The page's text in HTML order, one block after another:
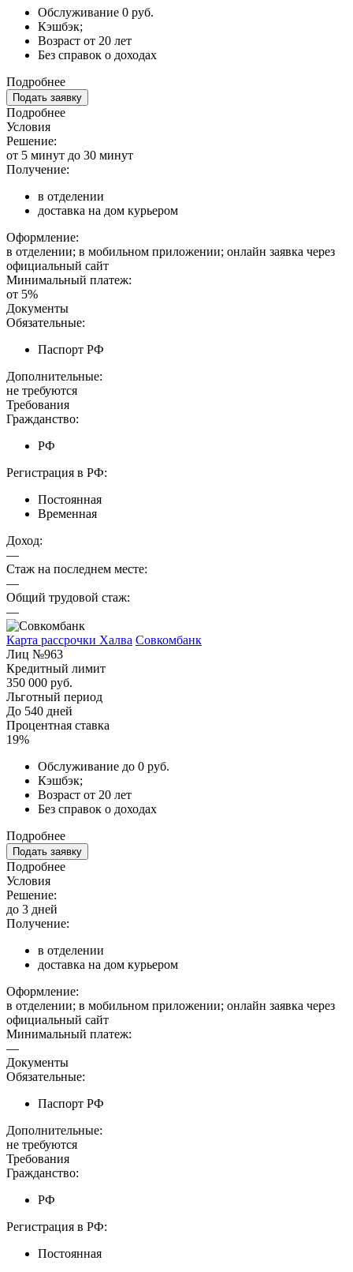
Обслуживание 0 руб.
Кэшбэк;
Возраст от 20 лет
Без справок о доходах
Подробнее
Подать заявку
Подробнее
Условия
Решение:
от 5 минут до 30 минут
Получение:
в отделении
доставка на дом курьером
Оформление:
в отделении; в мобильном приложении; онлайн заявка через
официальный сайт
Минимальный платеж:
от 5%
Документы
Обязательные:
Паспорт РФ
Дополнительные:
не требуются
Требования
Гражданство:
РФ
Регистрация в РФ:
Постоянная
Временная
Доход:
—
Стаж на последнем месте:
—
Общий трудовой стаж:
—
Карта рассрочки Халва Совкомбанк
Лиц №963
Кредитный лимит
350 000 руб.
Льготный период
До 540 дней
Процентная ставка
19%
Обслуживание до 0 руб.
Кэшбэк;
Возраст от 20 лет
Без справок о доходах
Подробнее
Подать заявку
Подробнее
Условия
Решение:
до 3 дней
Получение:
в отделении
доставка на дом курьером
Оформление:
в отделении; в мобильном приложении; онлайн заявка через
официальный сайт
Минимальный платеж:
—
Документы
Обязательные:
Паспорт РФ
Дополнительные:
не требуются
Требования
Гражданство:
РФ
Регистрация в РФ:
Постоянная